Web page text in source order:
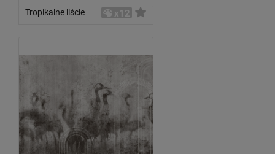
Tropikalne liście x12